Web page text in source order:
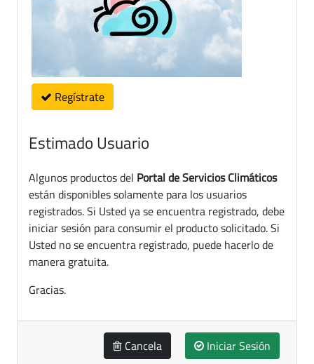
Regístrate
Estimado Usuario
Algunos productos del Portal de Servicios Climáticos
están disponibles solamente para los usuarios
registrados. Si Usted ya se encuentra registrado, debe
iniciar sesión para consumir el producto solicitado. Si
Usted no se encuentra registrado, puede hacerlo de
manera gratuita.
Gracias.
Cancela Iniciar Sesión